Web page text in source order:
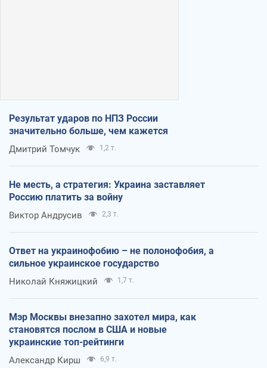
Результат ударов по НПЗ России
значительно больше, чем кажется
Дмитрий Томчук 1,2 т.
Не месть, а стратегия: Украина заставляет
Россию платить за войну
Виктор Андрусив 2,3 т.
Ответ на украинофобию – не полонофобия, а
сильное украинское государство
Николай Княжицкий 1,7 т.
Мэр Москвы внезапно захотел мира, как
становятся послом в США и новые
украинские топ-рейтинги
Александр Кирш 6,9 т.